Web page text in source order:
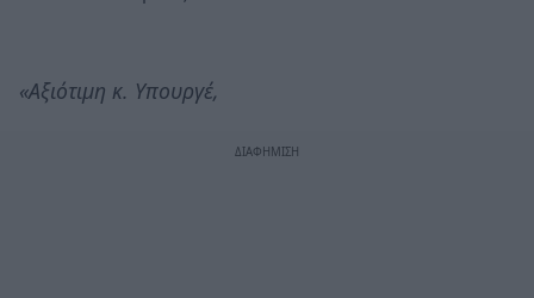
«Αξιότιμη κ. Υπουργέ,